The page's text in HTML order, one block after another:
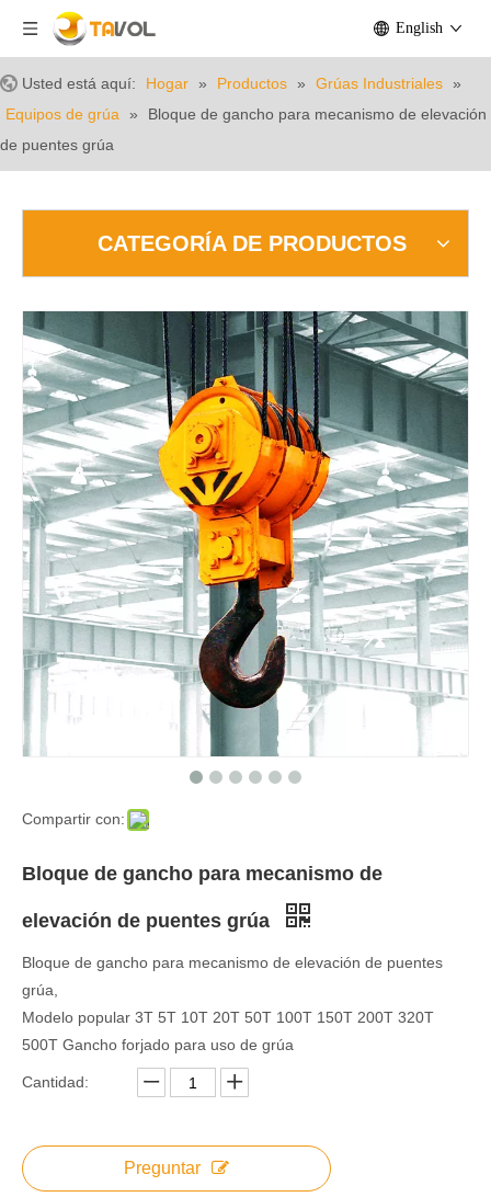
English
Usted está aquí: Hogar » Productos » Grúas Industriales »
Equipos de grúa
»
Bloque de gancho para mecanismo de elevación
de puentes grúa
CATEGORÍA DE PRODUCTOS
Compartir con:
Bloque de gancho para mecanismo de
elevación de puentes grúa
Bloque de gancho para mecanismo de elevación de puentes
grúa,
Modelo popular 3T 5T ​​10T 20T 50T 100T 150T 200T 320T
500T Gancho forjado para uso de grúa
Cantidad:
Preguntar